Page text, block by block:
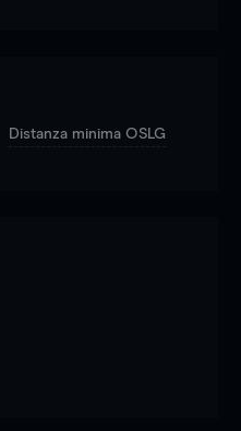
Distanza minima OSLG